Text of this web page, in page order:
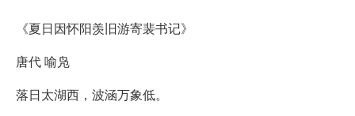
《夏日因怀阳羡旧游寄裴书记》
唐代 喻凫
落日太湖西，波涵万象低。